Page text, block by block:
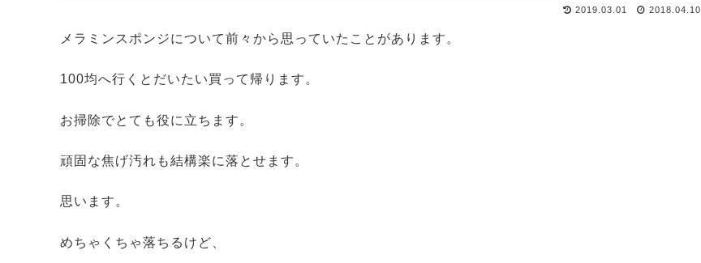
2019.03.01 2018.04.10
メラミンスポンジについて前々から思っていたことがあります。
100均へ行くとだいたい買って帰ります。
お掃除でとても役に立ちます。
頑固な焦げ汚れも結構楽に落とせます。
思います。
めちゃくちゃ落ちるけど、